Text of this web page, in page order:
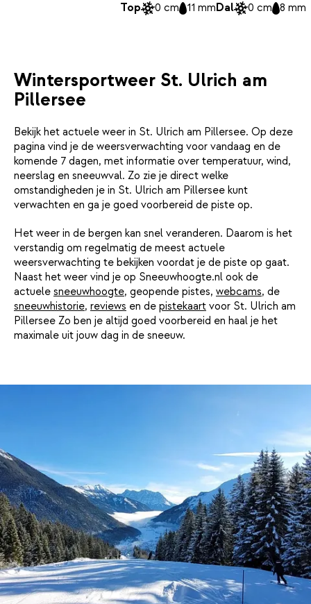
Top
0 cm 11 mmDal 0 cm 8 mm
Wintersportweer St. Ulrich am
Pillersee
Bekijk het actuele weer in St. Ulrich am Pillersee. Op deze
pagina vind je de weersverwachting voor vandaag en de
komende 7 dagen, met informatie over temperatuur, wind,
neerslag en sneeuwval. Zo zie je direct welke
omstandigheden je in St. Ulrich am Pillersee kunt
verwachten en ga je goed voorbereid de piste op.
Het weer in de bergen kan snel veranderen. Daarom is het
verstandig om regelmatig de meest actuele
weersverwachting te bekijken voordat je de piste op gaat.
Naast het weer vind je op Sneeuwhoogte.nl ook de
actuele sneeuwhoogte, geopende pistes, webcams, de
sneeuwhistorie, reviews en de pistekaart voor St. Ulrich am
Pillersee Zo ben je altijd goed voorbereid en haal je het
maximale uit jouw dag in de sneeuw.